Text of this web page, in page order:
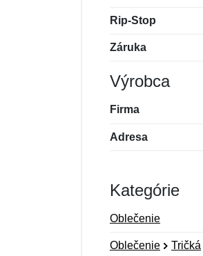
Rip-Stop
Záruka
Výrobca
Firma
Adresa
Kategórie
Oblečenie
Oblečenie Tričká